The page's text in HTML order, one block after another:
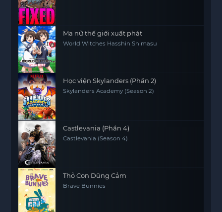
Ma nữ thế giới xuất phát
World Witches Hasshin Shimasu
Học viện Skylanders (Phần 2)
Skylanders Academy (Season 2)
Castlevania (Phần 4)
Castlevania (Season 4)
Thỏ Con Dũng Cảm
Brave Bunnies